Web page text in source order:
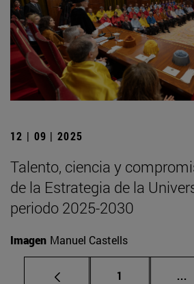
12 | 09 | 2025
Talento, ciencia y
de la Estrategia de la
periodo 2025-2030
Imagen Manuel Castells
Página
1 ...